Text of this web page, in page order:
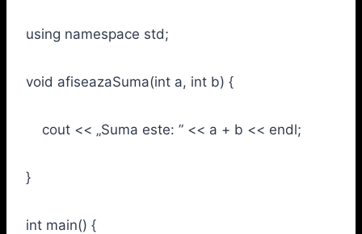
using namespace std;
void afiseazaSuma(int a, int b) {
cout << „Suma este: ” << a + b << endl;
}
int main() {